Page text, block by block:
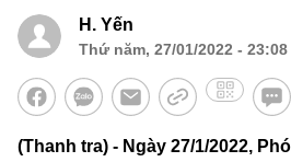
H. Yến
Thứ năm, 27/01/2022 - 23:08
(Thanh tra) - Ngày 27/1/2022,